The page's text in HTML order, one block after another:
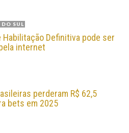
DO SUL
Habilitação Definitiva pode ser
internet
perderam R$ 62,5
bets em 2025